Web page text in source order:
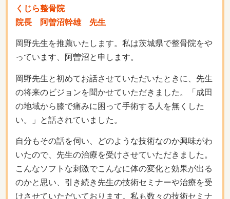
くじら整骨院
院長 阿曽沼幹雄 先生
岡野先生を推薦いたします。私は茨城県で整骨院をや
っています、阿曽沼と申します。
岡野先生と初めてお話させていただいたときに、先生
の将来のビジョンを聞かせていただきました。「成田
の地域から膝で痛みに困って手術する人を無くした
い。」と話されていました。
自分もその話を伺い、どのような技術なのか興味がわ
いたので、先生の治療を受けさせていただきました。
こんなソフトな刺激でこんなに体の変化と効果が出る
のかと思い、引き続き先生の技術セミナーや治療を受
けさせていただいております。私も数々の技術セミナ